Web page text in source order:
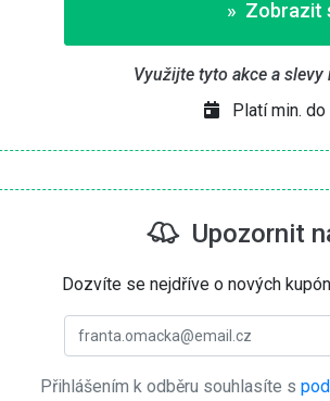
» Zobrazit
Využijte tyto akce a
Platí min.
Upozornit
Dozvíte se nejdříve o nových
Přihlášením k odběru souhlasíte s